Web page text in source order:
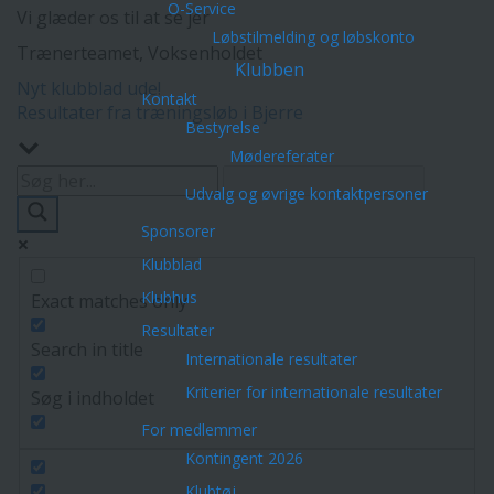
O-Service
Løbstilmelding og løbskonto
Klubben
Kontakt
Bestyrelse
Mødereferater
Udvalg og øvrige kontaktpersoner
Sponsorer
Klubblad
Klubhus
Resultater
Internationale resultater
Kriterier for internationale resultater
For medlemmer
Kontingent 2026
Vi glæder os til at se jer
Indlægsnavigation
Nyt klubblad ude!
Resultater fra træningsløb i Bjerre
Exact matches only